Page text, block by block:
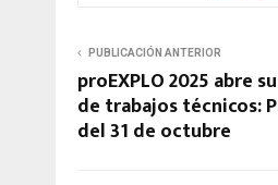
PUBLICACIÓN ANTERIOR
proEXPLO 2025 abre
de trabajos técnicos:
del 31 de octubre